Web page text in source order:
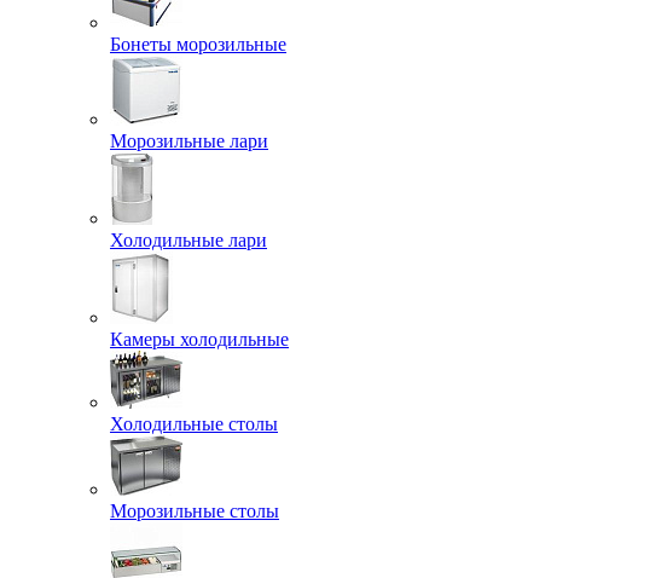
Бонеты морозильные
Морозильные лари
Холодильные лари
Камеры холодильные
Холодильные столы
Морозильные столы